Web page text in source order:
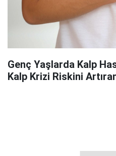
Genç Yaşlarda Kalp
Kalp Krizi Riskini